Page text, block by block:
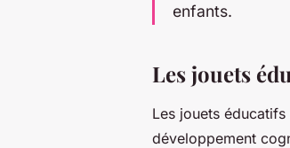
enfants.
Les jouets
Les jouets
développement